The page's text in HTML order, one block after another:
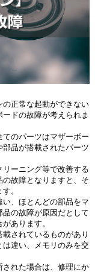
正常な起動ができない
ドの故障が考えられま
のパーツはマザーボー
部品が搭載されたパーツ
ーニング等で改善する
故障となりますと、そ
。
い、ほとんどの部品をマ
の故障が原因だとして
あります。
されているものがあり
は違い、メモリのみを交
れた場合は、修理にか